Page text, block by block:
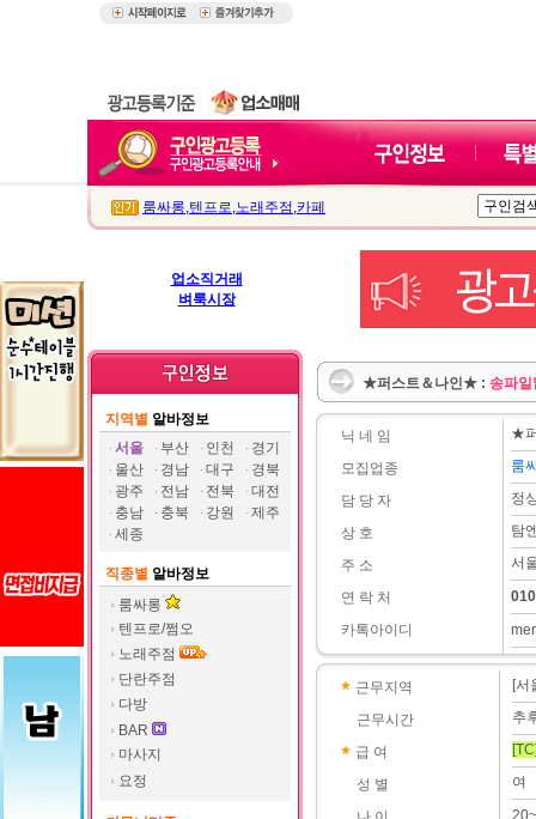
룸싸롱,텐프로,노래주점 ,카페
업소직거래
벼룩시장
지역별 알바정보
서울
부산 인천
경기
울산
경남 대구
경북
광주
전남 전북
대전
충남
충북 강원
제주
세종
직종별 알바정보
룸싸롱
텐프로/쩜오
노래주점
단란주점
다방
BAR
마사지
요정
★퍼스트＆나인★ : 송파
닉 네 임
모집업종
담 당 자
상 호
주 소
연 락 처
카톡아이디
★
룸
정
탐
서
근무지역
근무시간
급 여
성 별
[서
추
여